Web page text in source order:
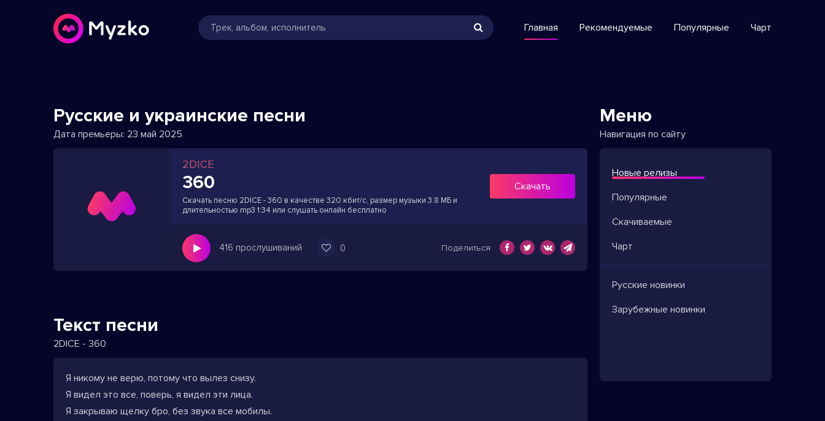
Главная Рекомендуемые Популярные Чарт
Русские и украинские песни
Дата премьеры: 23 май 2025
2DICE
360
Скачать песню 2DICE - 360 в качестве 320 кбит/с, размер музыки 3.8 МБ и
длительностью mp3 1:34 или слушать онлайн бесплатно
Скачать
416 прослушиваний 0 Поделиться
Текст песни
2DICE - 360
Я никому не верю, потому что вылез снизу.
Я видел это все, поверь, я видел эти лица.
Я закрываю щелку бро, без звука все мобилы.
Меню
Навигация по сайту
Новые релизы
Популярные
Скачиваемые
Чарт
Русские новинки
Зарубежные новинки